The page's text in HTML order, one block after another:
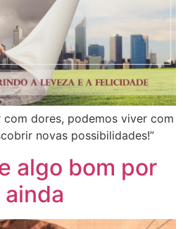
com dores, podemos viver com
novas possibilidades!”
algo bom por